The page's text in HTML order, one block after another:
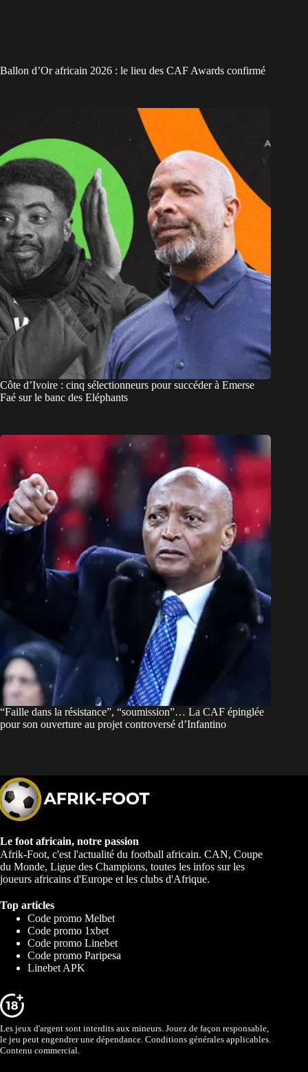
Ballon d’Or africain 2026 : le lieu des CAF Awards confirmé
Côte d’Ivoire : cinq sélectionneurs pour succéder à Emerse
Faé sur le banc des Eléphants
“Faille dans la résistance”, “soumission”… La CAF épinglée
pour son ouverture au projet controversé d’Infantino
Le foot africain, notre passion
Afrik-Foot, c'est l'actualité du football africain. CAN, Coupe
du Monde, Ligue des Champions, toutes les infos sur les
joueurs africains d'Europe et les clubs d'Afrique.
Top articles
Code promo Melbet
Code promo 1xbet
Code promo Linebet
Code promo Paripesa
Linebet APK
Les jeux d'argent sont interdits aux mineurs. Jouez de façon responsable,
le jeu peut engendrer une dépendance. Conditions générales applicables.
Contenu commercial.